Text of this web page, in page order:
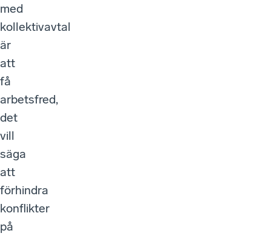
med
kollektivavtal
är
att
få
arbetsfred,
det
vill
säga
att
förhindra
konflikter
på